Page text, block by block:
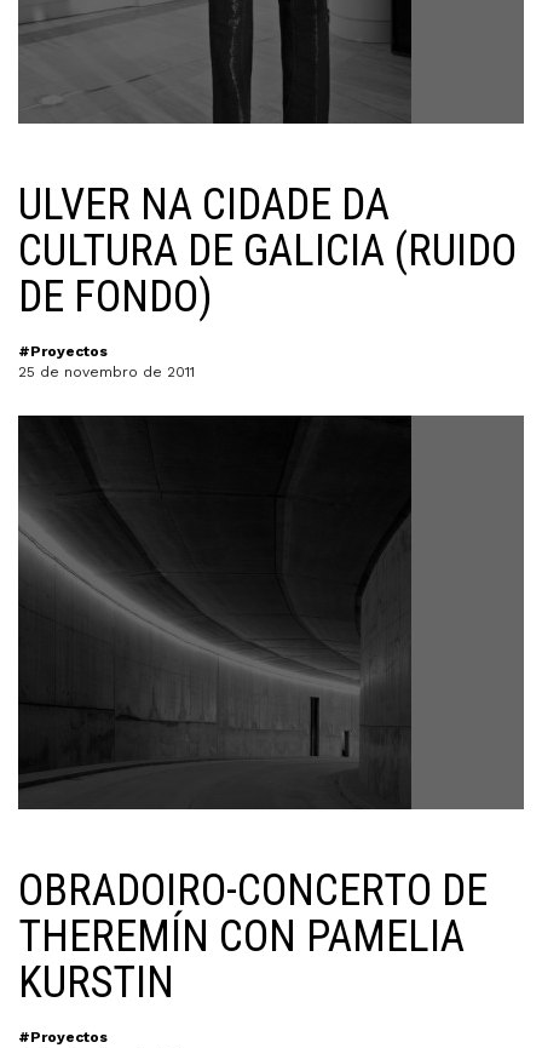
ULVER NA CIDADE DA
CULTURA DE GALICIA (RUIDO
DE FONDO)
#Proyectos
25 de novembro de 2011
OBRADOIRO-CONCERTO DE
THEREMÍN CON PAMELIA
KURSTIN
#Proyectos